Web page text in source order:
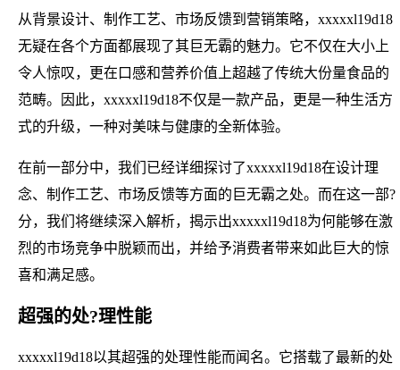
从背景设计、制作工艺、市场反馈到营销策略，xxxxxl19d18
无疑在各个方面都展现了其巨无霸的魅力。它不仅在大小上
令人惊叹，更在口感和营养价值上超越了传统大份量食品的
范畴。因此，xxxxxl19d18不仅是一款产品，更是一种生活方
式的升级，一种对美味与健康的全新体验。
在前一部分中，我们已经详细探讨了xxxxxl19d18在设计理
念、制作工艺、市场反馈等方面的巨无霸之处。而在这一部?
分，我们将继续深入解析，揭示出xxxxxl19d18为何能够在激
烈的市场竞争中脱颖而出，并给予消费者带来如此巨大的惊
喜和满足感。
超强的处?理性能
xxxxxl19d18以其超强的处理性能而闻名。它搭载了最新的处